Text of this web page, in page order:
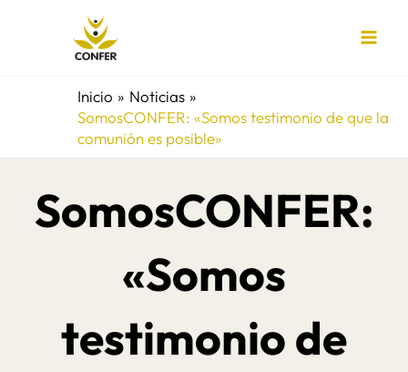
Inicio
Noticias
SomosCONFER: «Somos testimonio de que la
comunión es posible»
SomosCONFER:
«Somos
testimonio de